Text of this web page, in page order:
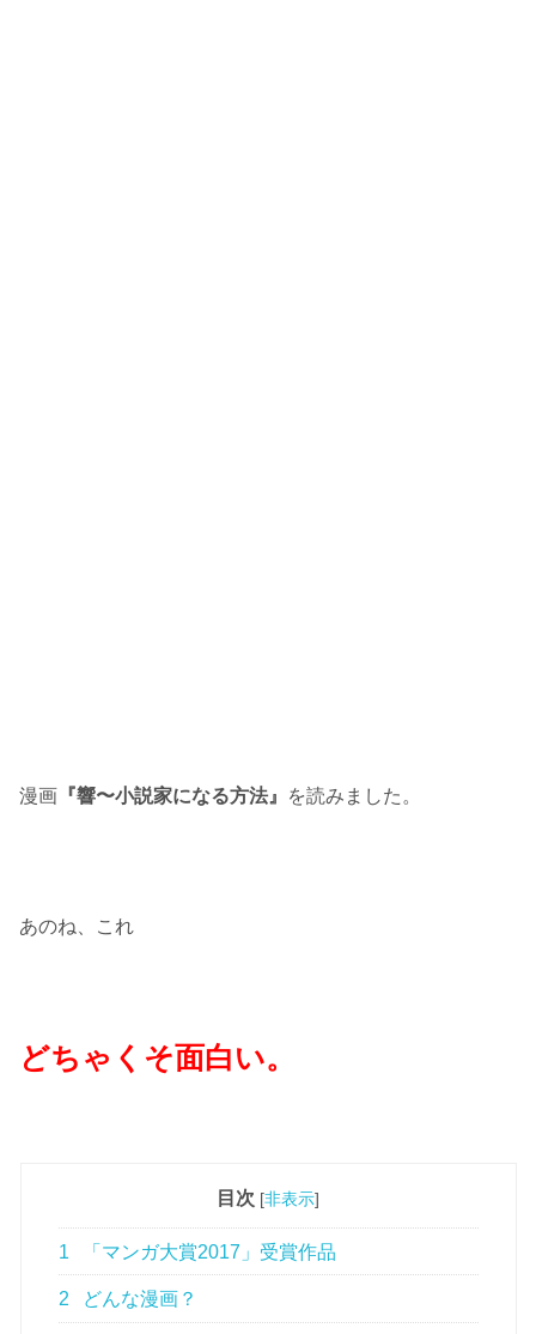
漫画 『響〜小説家になる方法』 を読みました。
あのね、これ
どちゃくそ面白い。
目次 [非表示]
1 「マンガ大賞2017」受賞作品
2 どんな漫画？